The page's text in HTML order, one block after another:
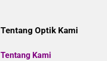
Tentang Optik Kami
Tentang Kami